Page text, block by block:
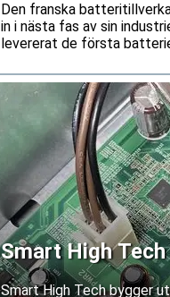
Den franska
in i nästa fas av sin
levererat de första
Smart High
Kina
Smart High Tech bygger